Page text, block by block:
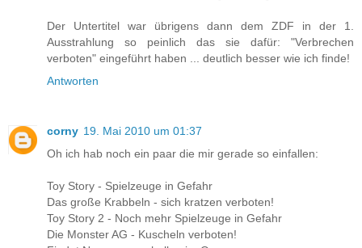
Der Untertitel war übrigens dann dem ZDF in der 1.
Ausstrahlung so peinlich das sie dafür: "Verbrechen
verboten" eingeführt haben ... deutlich besser wie ich finde!
Antworten
corny 19. Mai 2010 um 01:37
Oh ich hab noch ein paar die mir gerade so einfallen:
Toy Story - Spielzeuge in Gefahr
Das große Krabbeln - sich kratzen verboten!
Toy Story 2 - Noch mehr Spielzeuge in Gefahr
Die Monster AG - Kuscheln verboten!